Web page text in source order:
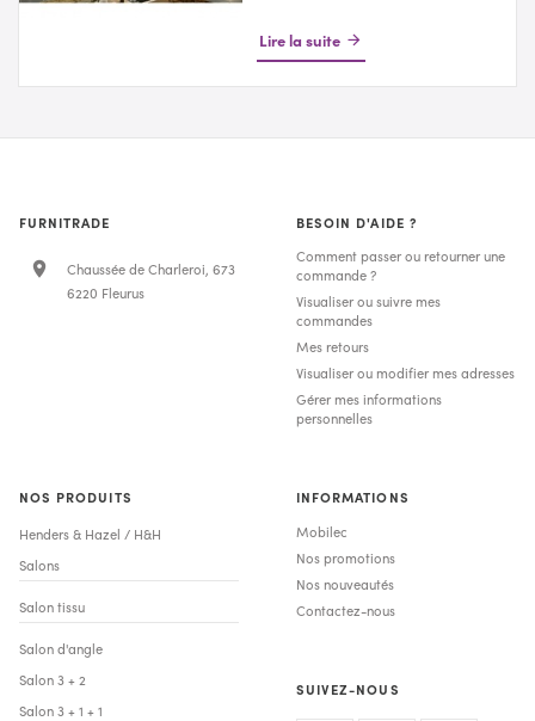
Lire la suite
FURNITRADE
Chaussée de Charleroi, 673
6220 Fleurus
BESOIN D'AIDE ?
Comment passer ou retourner une
commande ?
Visualiser ou suivre mes
commandes
Mes retours
Visualiser ou modifier mes adresses
Gérer mes informations
personnelles
NOS PRODUITS
Henders & Hazel / H&H
Salons
Salon tissu
Salon d'angle
Salon 3 + 2
Salon 3 + 1 + 1
INFORMATIONS
Mobilec
Nos promotions
Nos nouveautés
Contactez-nous
SUIVEZ-NOUS